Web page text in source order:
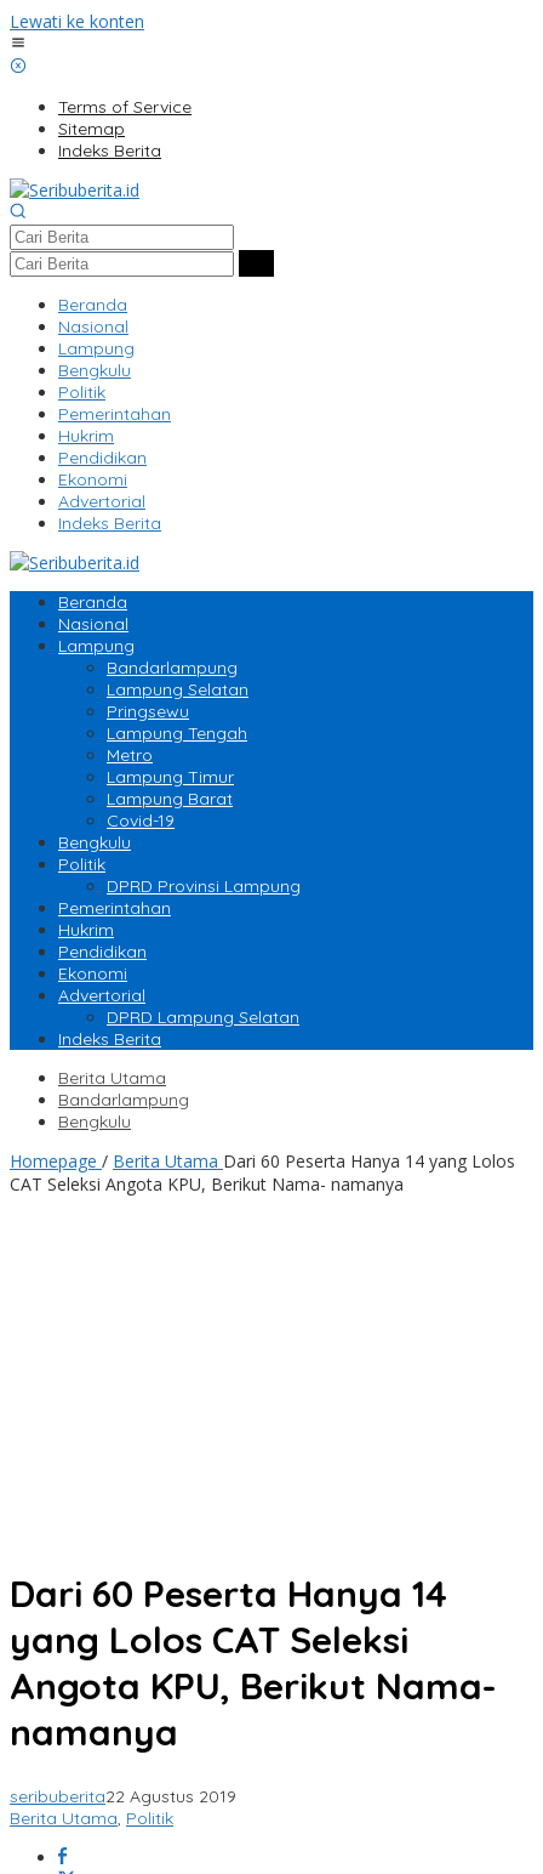
Lewati ke konten
Terms of Service
Sitemap
Indeks Berita
Beranda
Nasional
Lampung
Bengkulu
Politik
Pemerintahan
Hukrim
Pendidikan
Ekonomi
Advertorial
Indeks Berita
Beranda
Nasional
Lampung
Bandarlampung
Lampung Selatan
Pringsewu
Lampung Tengah
Metro
Lampung Timur
Lampung Barat
Covid-19
Bengkulu
Politik
DPRD Provinsi Lampung
Pemerintahan
Hukrim
Pendidikan
Ekonomi
Advertorial
DPRD Lampung Selatan
Indeks Berita
Berita Utama
Bandarlampung
Bengkulu
Homepage / Berita Utama Dari 60 Peserta Hanya 14 yang Lolos
CAT Seleksi Angota KPU, Berikut Nama- namanya
Dari 60 Peserta Hanya 14
yang Lolos CAT Seleksi
Angota KPU, Berikut Nama-
namanya
seribuberita22 Agustus 2019
Berita Utama, Politik